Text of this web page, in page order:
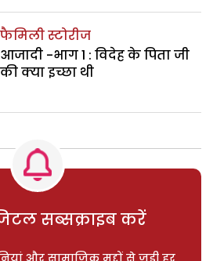
फैमिली स्टोरीज
आजादी -भाग 1 : विदेह के पिता जी
की क्या इच्छा थी
सब्सक्राइब करें